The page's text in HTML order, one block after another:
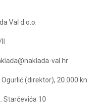
Val d.o.o.
val.hr
(direktor), 20.000 kn
Starčevića 10